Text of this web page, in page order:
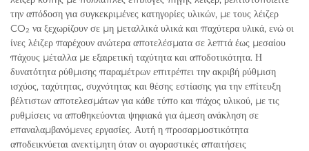
την απόδοση για συγκεκριμένες κατηγορίες υλικών, με τους λέιζερ
CO₂ να ξεχωρίζουν σε μη μεταλλικά υλικά και παχύτερα υλικά, ενώ οι
ίνες λέιζερ παρέχουν ανώτερα αποτελέσματα σε λεπτά έως μεσαίου
πάχους μέταλλα με εξαιρετική ταχύτητα και αποδοτικότητα. Η
δυνατότητα ρύθμισης παραμέτρων επιτρέπει την ακριβή ρύθμιση
ισχύος, ταχύτητας, συχνότητας και θέσης εστίασης για την επίτευξη
βέλτιστων αποτελεσμάτων για κάθε τύπο και πάχος υλικού, με τις
ρυθμίσεις να αποθηκεύονται ψηφιακά για άμεση ανάκληση σε
επαναλαμβανόμενες εργασίες. Αυτή η προσαρμοστικότητα
αποδεικνύεται ανεκτίμητη όταν οι αγοραστικές απαιτήσεις